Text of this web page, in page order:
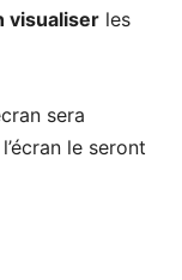
visualiser les
sera
le seront